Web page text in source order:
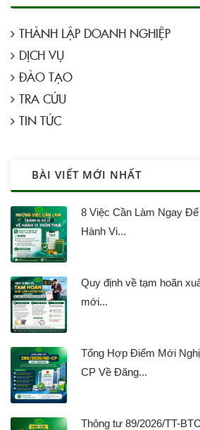
THÀNH LẬP DOANH NGHIỆP
DỊCH VỤ
ĐÀO TẠO
TRA CỨU
TIN TỨC
BÀI VIẾT MỚI NHẤT
8 Việc Cần Làm Ngay
Hành Vi...
Quy định về tạm hoãn
mới...
Tổng Hợp Điểm Mới
CP Về Đăng...
Thông tư 89/2026/TT-